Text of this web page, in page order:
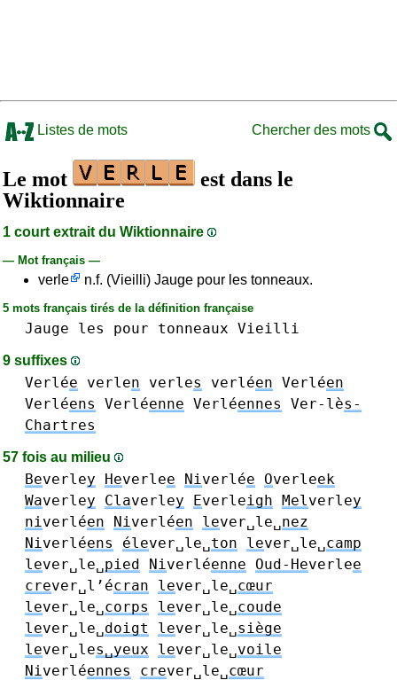
Listes de mots Chercher des mots
Le mot
est dans le
Wiktionnaire
1 court extrait du Wiktionnaire
— Mot français —
verle n.f. (Vieilli) Jauge pour les tonneaux.
5 mots français tirés de la définition française
Jauge les pour tonneaux Vieilli
9 suffixes
Verlée verlen verles verléen Verléen
Verléens Verléenne Verléennes Ver-lès-
Chartres
57 fois au milieu
Beverley Heverlee Niverlée Overleek
Waverley Claverley Everleigh Melverley
niverléen Niverléen lever␣le␣nez
Niverléens élever␣le␣ton lever␣le␣camp
lever␣le␣pied Niverléenne Oud-Heverlee
crever␣l’écran lever␣le␣cœur
lever␣le␣corps lever␣le␣coude
lever␣le␣doigt lever␣le␣siège
lever␣les␣yeux lever␣le␣voile
Niverléennes crever␣le␣cœur